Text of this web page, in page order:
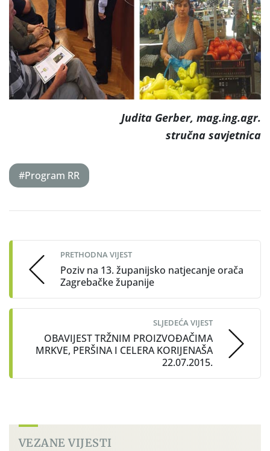
Judita Gerber, mag.ing.agr.
stručna savjetnica
#Program RR
navigation
PRETHODNA VIJEST
Poziv na 13. županijsko natjecanje orača
Zagrebačke županije
SLJEDEĆA VIJEST
OBAVIJEST TRŽNIM PROIZVOĐAČIMA
MRKVE, PERŠINA I CELERA KORIJENAŠA
22.07.2015.
VEZANE VIJESTI